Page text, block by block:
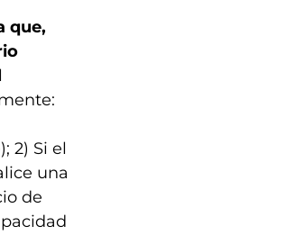
que,
2) Si el
una
de